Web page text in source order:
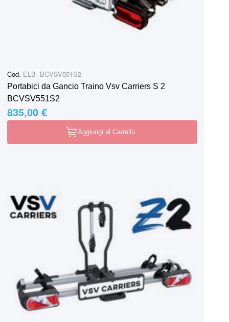
Cod. ELB- BCVSV551S2
Portabici da Gancio Traino Vsv Carriers S 2
BCVSV551S2
835,00 €
Aggiungi al Carrello